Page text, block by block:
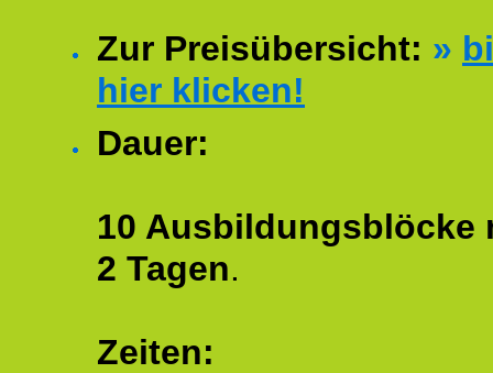
Zur Preisübersicht: »
hier klicken!
Dauer:
10 Ausbildungsblöcke
2 Tagen.
Zeiten: